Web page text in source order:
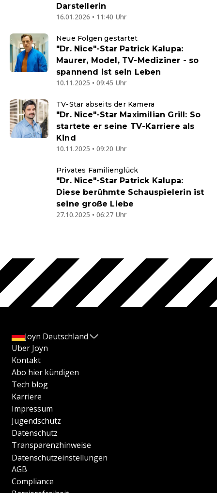
Darstellerin
16.01.2026 • 11:40 Uhr
Neue Folgen gestartet
"Dr. Nice"-Star Patrick Kalupa:
Maurer, Model, TV-Mediziner - so
spannend ist sein Leben
10.11.2025 • 09:45 Uhr
TV-Star abseits der Kamera
"Dr. Nice"-Star Maximilian Grill: So
startete er seine TV-Karriere als
Kind
10.11.2025 • 09:20 Uhr
Privates Familienglück
"Dr. Nice"-Star Patrick Kalupa:
Diese berühmte Schauspielerin ist
seine große Liebe
27.10.2025 • 06:27 Uhr
Joyn Deutschland
Über Joyn
Kontakt
Abo hier kündigen
Tech blog
Karriere
Impressum
Jugendschutz
Datenschutz
Transparenzhinweise
Datenschutzeinstellungen
AGB
Compliance